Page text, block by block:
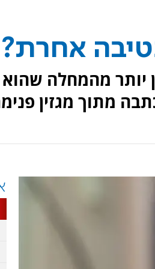
אחרת?
יותר מהמחלה שהוא
מתוך מגזין